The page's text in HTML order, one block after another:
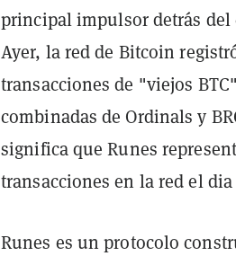
principal impulsor detrás del
Ayer, la red de Bitcoin
transacciones de "viejos
combinadas de Ordinals y
significa que Runes
transacciones en la red el dia
Runes es un protocolo